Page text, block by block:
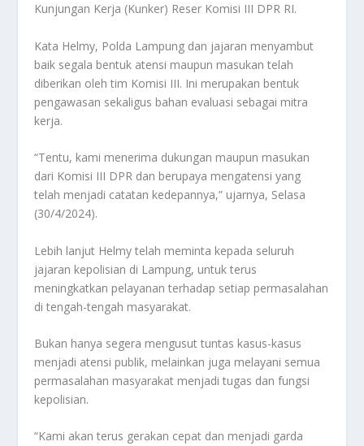
Kunjungan Kerja (Kunker) Reser Komisi III DPR RI.
Kata Helmy, Polda Lampung dan jajaran menyambut
baik segala bentuk atensi maupun masukan telah
diberikan oleh tim Komisi III. Ini merupakan bentuk
pengawasan sekaligus bahan evaluasi sebagai mitra
kerja.
“Tentu, kami menerima dukungan maupun masukan
dari Komisi III DPR dan berupaya mengatensi yang
telah menjadi catatan kedepannya,” ujarnya, Selasa
(30/4/2024).
Lebih lanjut Helmy telah meminta kepada seluruh
jajaran kepolisian di Lampung, untuk terus
meningkatkan pelayanan terhadap setiap permasalahan
di tengah-tengah masyarakat.
Bukan hanya segera mengusut tuntas kasus-kasus
menjadi atensi publik, melainkan juga melayani semua
permasalahan masyarakat menjadi tugas dan fungsi
kepolisian.
“Kami akan terus gerakan cepat dan menjadi garda